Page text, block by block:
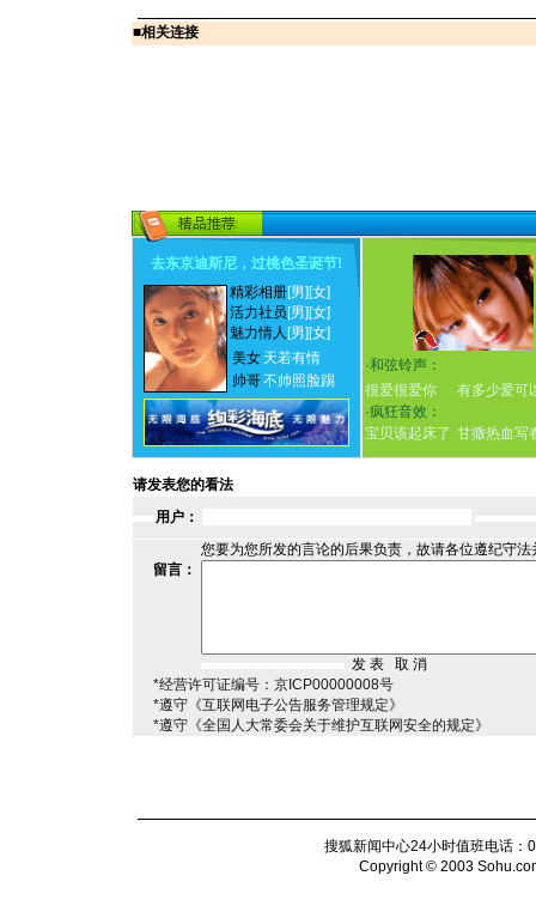
■相关连接
去东京迪斯尼，过桃色圣诞节!
精彩相册[男] [女]
活力社员 [男] [女]
魅力情人 [男] [女]
美女 天若有情
帅哥不帅照脸踢
·和弦铃声：
很爱很爱你
有多少爱可
·疯狂音效：
宝贝该起床了 甘撒热血写
请发表您的看法
用户：
您要为您所发的言论的后果负责，故请各位遵纪守
留言：
*经营许可证编号：京ICP00000008号
*遵守《互联网电子公告服务管理规定》
*遵守《全国人大常委会关于维护互联网安全的规定》
搜狐新闻中心24小时值班电话
Copyright © 2003